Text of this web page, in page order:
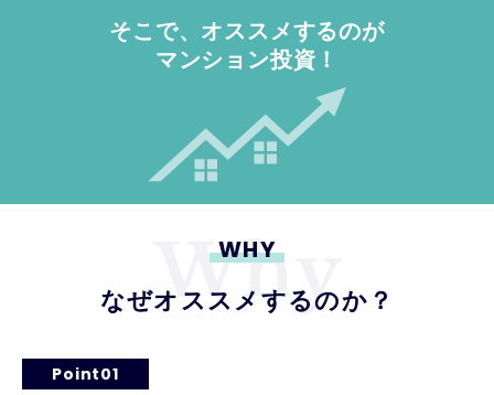
そこで、オススメするのが
マンション投資！
WHY
なぜオススメするのか？
Point01